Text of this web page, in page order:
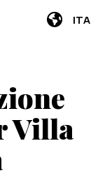
ITA
Villa